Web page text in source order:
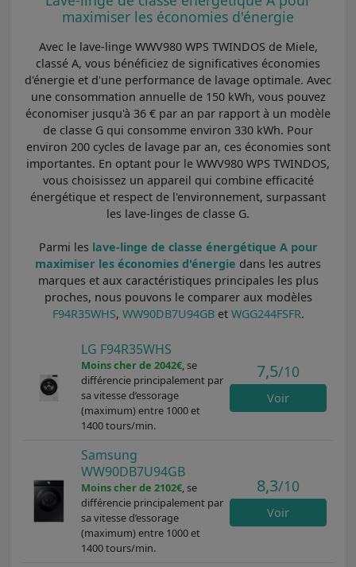
maximiser les économies d'énergie
Avec le lave-linge WWV980 WPS TWINDOS de Miele,
classé A, vous bénéficiez de significatives économies
d'énergie et d'une performance de lavage optimale. Avec
une consommation annuelle de 150 kWh, vous pouvez
économiser jusqu'à 36 € par an par rapport à un modèle
de classe G qui consomme environ 330 kWh. Pour
environ 200 cycles de lavage par an, ces économies sont
importantes. En optant pour le WWV980 WPS TWINDOS,
vous choisissez un appareil qui combine efficacité
énergétique et respect de l'environnement, surpassant
les lave-linges de classe G.
Parmi les lave-linge de classe énergétique A pour
maximiser les économies d'énergie dans les autres
marques et aux caractéristiques principales les plus
proches, nous pouvons le comparer aux modèles
F94R35WHS, WW90DB7U94GBet WGG244FSFR.
LG F94R35WHS
Moins cher de 2042€, se
différencie principalement par
sa vitesse d’essorage
(maximum) entre 1000 et
1400 tours/min.
7,5/10
Voir
Samsung
WW90DB7U94GB
Moins cher de 2102€, se
différencie principalement par
sa vitesse d’essorage
(maximum) entre 1000 et
1400 tours/min.
8,3/10
Voir